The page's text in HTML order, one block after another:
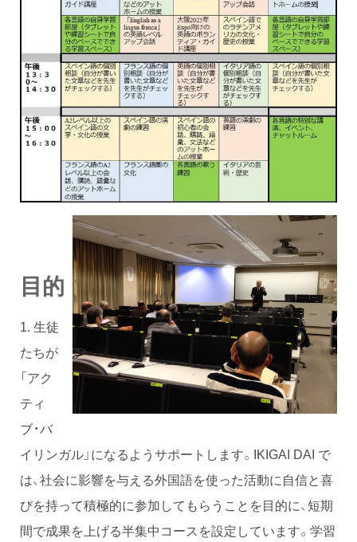
目的
1. 生徒
たちが
「アク
ティ
ブ・バ
イリンガル」になるようサポートします。IKIGAI DAI で
は、社会に影響を与える外国語を使った活動に自信と喜
びを持って積極的に参加してもらうことを目的に、短期
間で成果を上げる半集中コースを設定しています。学習